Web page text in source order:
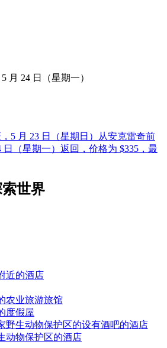
月 24 日（星期一）
5 月 23 日（星期日）从安克雷奇前
日（星期一）返回，价格为 $335，最
世界
近的酒店
农业旅游旅馆
度假屋
野生动物保护区的设有酒吧的酒店
动物保护区的酒店